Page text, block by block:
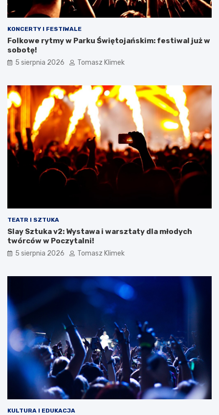
KONCERTY I FESTIWALE
Folkowe rytmy w Parku Świętojańskim: festiwal już w
sobotę!
5 sierpnia 2026 Tomasz Klimek
TEATR I SZTUKA
Slay Sztuka v2: Wystawa i warsztaty dla młodych
twórców w Poczytalni!
5 sierpnia 2026 Tomasz Klimek
KULTURA I EDUKACJA